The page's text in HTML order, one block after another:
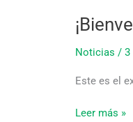
Noticias / 3
Este es el
¡Bienvenido
Metrobús
línea
Leer más »